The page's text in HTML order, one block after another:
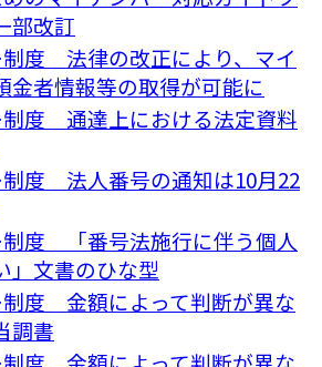
部改訂
制度 法律の改正により、マイ
金者情報等の取得が可能に
制度 通達上における法定資料
制度 法人番号の通知は10月22
制度 「番号法施行に伴う個人
」文書のひな型
制度 金額によって判断が異な
調書